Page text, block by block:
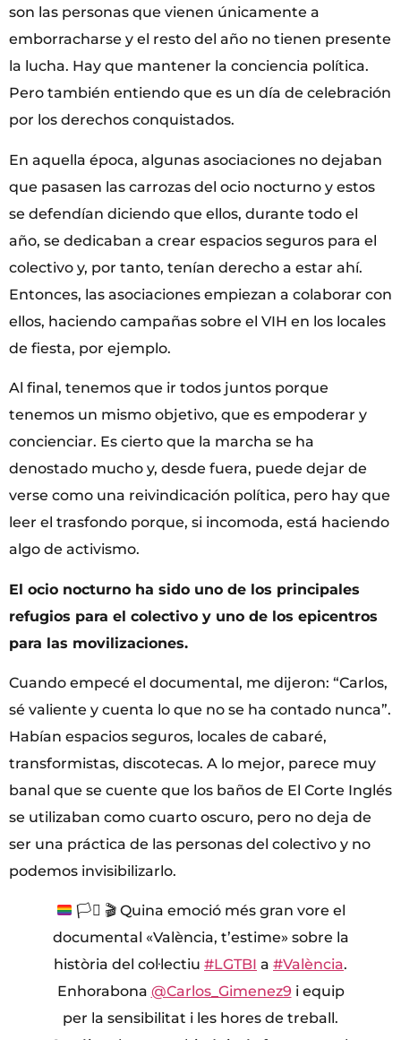
son las personas que vienen únicamente a
emborracharse y el resto del año no tienen presente
la lucha. Hay que mantener la conciencia política.
Pero también entiendo que es un día de celebración
por los derechos conquistados.
En aquella época, algunas asociaciones no dejaban
que pasasen las carrozas del ocio nocturno y estos
se defendían diciendo que ellos, durante todo el
año, se dedicaban a crear espacios seguros para el
colectivo y, por tanto, tenían derecho a estar ahí.
Entonces, las asociaciones empiezan a colaborar con
ellos, haciendo campañas sobre el VIH en los locales
de fiesta, por ejemplo.
Al final, tenemos que ir todos juntos porque
tenemos un mismo objetivo, que es empoderar y
concienciar. Es cierto que la marcha se ha
denostado mucho y, desde fuera, puede dejar de
verse como una reivindicación política, pero hay que
leer el trasfondo porque, si incomoda, está haciendo
algo de activismo.
El ocio nocturno ha sido uno de los principales
refugios para el colectivo y uno de los epicentros
para las movilizaciones.
Cuando empecé el documental, me dijeron: “Carlos,
sé valiente y cuenta lo que no se ha contado nunca”.
Habían espacios seguros, locales de cabaré,
transformistas, discotecas. A lo mejor, parece muy
banal que se cuente que los baños de El Corte Inglés
se utilizaban como cuarto oscuro, pero no deja de
ser una práctica de las personas del colectivo y no
podemos invisibilizarlo.
🏳️‍⚧️ 🎬Quina emoció més gran vore el
documental «València, t’estime» sobre la
història del col·lectiu #LGTBI a #València.
Enhorabona @Carlos_Gimenez9 i equip
per la sensibilitat i les hores de treball.